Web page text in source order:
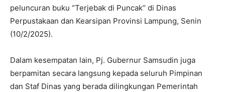
peluncuran buku “Terjebak di Puncak” di Dinas
Perpustakaan dan Kearsipan Provinsi Lampung, Senin
(10/2/2025).
Dalam kesempatan lain, Pj. Gubernur Samsudin juga
berpamitan secara langsung kepada seluruh Pimpinan
dan Staf Dinas yang berada dilingkungan Pemerintah